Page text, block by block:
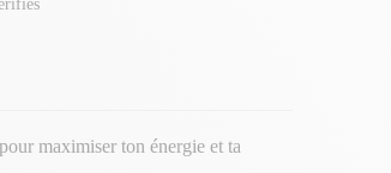
maximiser ton énergie et ta